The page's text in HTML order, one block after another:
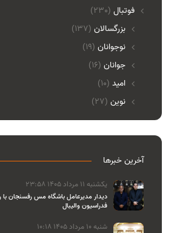
(230) فوتبال
بزرگسالان (137)
نوجوانان (19)
جوانان (16)
امید (10)
نوین (27)
آخرین خبرها
یکشنبه 11 مرداد 1405 23:58
دیدار مدیرعامل باشگاه مس رفسنجان
فدراسیون والیبال
شنبه 10 مرداد 1405 10:18